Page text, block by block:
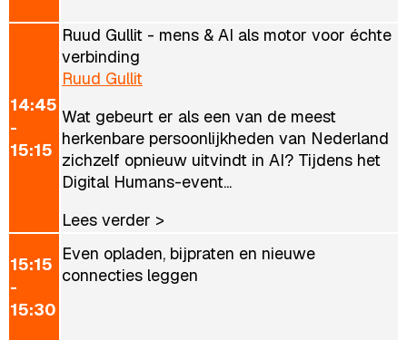
14:45
-
15:15
Ruud Gullit - mens & AI als motor voor échte
verbinding
Ruud Gullit
Wat gebeurt er als een van de meest
herkenbare persoonlijkheden van Nederland
zichzelf opnieuw uitvindt in AI? Tijdens het
Digital Humans-event...
Lees verder >
15:15
-
15:30
Even opladen, bijpraten en nieuwe
connecties leggen